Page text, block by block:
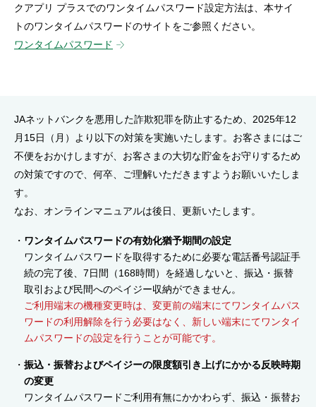
クアプリ プラスでのワンタイムパスワード設定方法は、本サイ
トのワンタイムパスワードのサイトをご参照ください。
ワンタイムパスワード
JAネットバンクを悪用した詐欺犯罪を防止するため、2025年12
月15日（月）より以下の対策を実施いたします。お客さまにはご
不便をおかけしますが、お客さまの大切な貯金をお守りするため
の対策ですので、何卒、ご理解いただきますようお願いいたしま
す。
なお、オンラインマニュアルは後日、更新いたします。
ワンタイムパスワードの有効化猶予期間の設定
ワンタイムパスワードを取得するために必要な電話番号認証手
続の完了後、7日間（168時間）を経過しないと、振込・振替
取引および民間へのペイジー収納ができません。
ご利用端末の機種変更時は、変更前の端末にてワンタイムパス
ワードの利用解除を行う必要はなく、新しい端末にてワンタイ
ムパスワードの設定を行うことが可能です。
振込・振替およびペイジーの限度額引き上げにかかる反映時期
の変更
ワンタイムパスワードご利用有無にかかわらず、振込・振替お